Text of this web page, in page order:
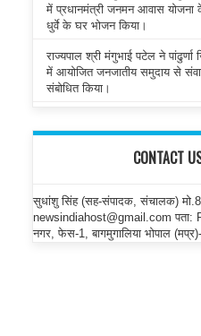
में प्रधानमंत्री जनमन आवास योजना के
धुर्वे के घर भोजन किया।
राज्यपाल श्री मंगुभाई पटेल ने
में आयोजित जनजातीय समुदाय से
संबोधित किया।
CONTACT
सुधांशु सिंह (सह-संपादक, संचालक)
newsindiahost@gmail.com पता:
नगर, फेस-1, बागमुगालिया भोपाल